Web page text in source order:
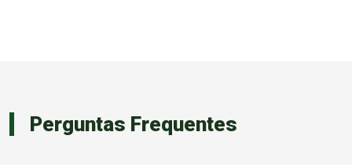
Perguntas Frequentes